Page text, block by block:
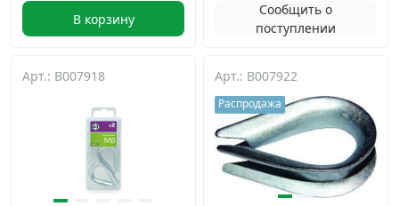
В корзину
Сообщить о
поступлении
Арт.: B007918 Арт.: B007922
Распродажа